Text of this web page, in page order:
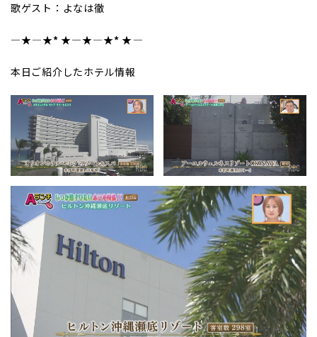
歌ゲスト：よなは徹
―★――――★* ★――――★――――★*★――――
本日ご紹介したホテル情報